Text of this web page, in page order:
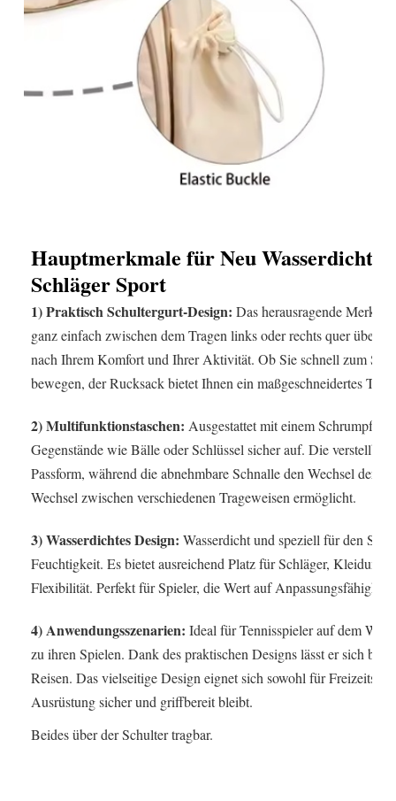
Hauptmerkmale fürNeu Wasserdichte
Schläger Sport
1) PraktischSchultergurt-Design: Das herausragende
ganz einfach zwischen dem Tragen links oder rechts quer über
nach Ihrem Komfort und Ihrer Aktivität. Ob Sie schnell zum
bewegen, der Rucksack bietet Ihnen ein maßgeschneidertes
2) Multifunktionstaschen: Ausgestattet mit einem
Gegenstände wie Bälle oder Schlüssel sicher auf. Die
Passform, während die abnehmbare Schnalle den Wechsel der
Wechsel zwischen verschiedenen Trageweisen ermöglicht.
3) Wasserdichtes Design: Wasserdicht und speziell für den
Feuchtigkeit. Es bietet ausreichend Platz für Schläger,
Flexibilität. Perfekt für Spieler, die Wert auf
4) Anwendungsszenarien: Ideal für Tennisspieler auf dem
zu ihren Spielen. Dank des praktischen Designs lässt er sich
Reisen. Das vielseitige Design eignet sich sowohl für
Ausrüstung sicher und griffbereit bleibt.
Beides über der Schulter tragbar.